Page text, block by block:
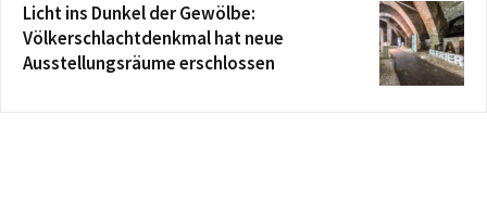
Licht ins Dunkel der Gewölbe:
Völkerschlachtdenkmal hat neue
Ausstellungsräume erschlossen